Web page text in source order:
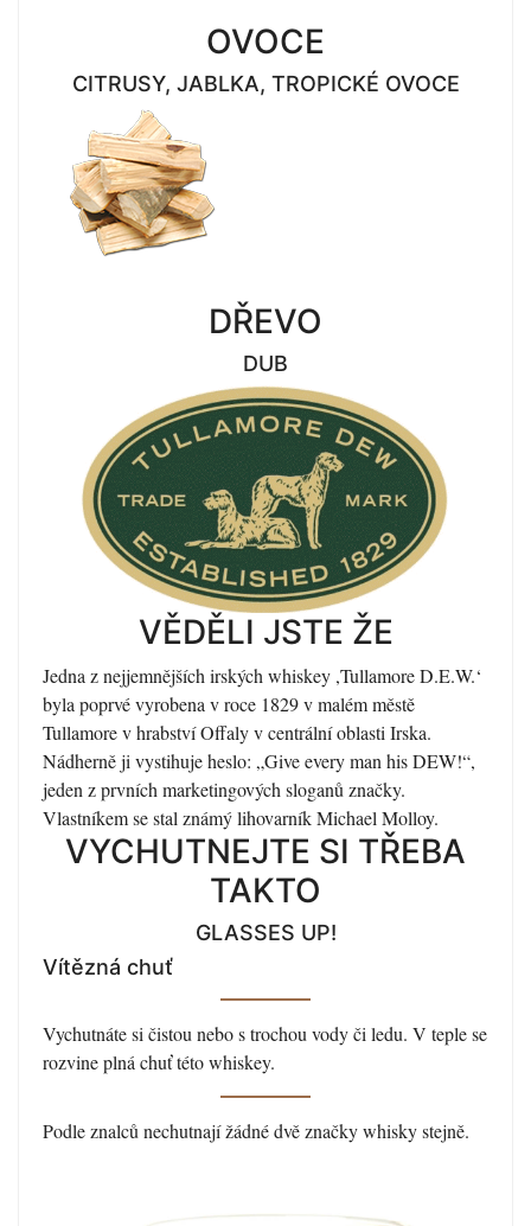
OVOCE
CITRUSY, JABLKA, TROPICKÉ OVOCE
DŘEVO
DUB
VĚDĚLI JSTE ŽE
Jedna z nejjemnějších irských whiskey ,Tullamore D.E.W.‘
byla poprvé vyrobena v roce 1829 v malém městě
Tullamore v hrabství Offaly v centrální oblasti Irska.
Nádherně ji vystihuje heslo: „Give every man his DEW!“,
jeden z prvních marketingových sloganů značky.
Vlastníkem se stal známý lihovarník Michael Molloy.
VYCHUTNEJTE SI TŘEBA
TAKTO
GLASSES UP!
Vítězná chuť
Vychutnáte si čistou nebo s trochou vody či ledu. V teple se
rozvine plná chuť této whiskey.
Podle znalců nechutnají žádné dvě značky whisky stejně.